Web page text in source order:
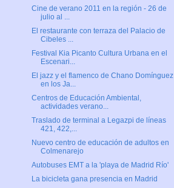
Cine de verano 2011 en la región - 26 de
julio al ...
El restaurante con terraza del Palacio de
Cibeles ...
Festival Kia Picanto Cultura Urbana en el
Escenari...
El jazz y el flamenco de Chano Domínguez
en los Ja...
Centros de Educación Ambiental,
actividades verano...
Traslado de terminal a Legazpi de líneas
421, 422,...
Nuevo centro de educación de adultos en
Colmenarejo
Autobuses EMT a la 'playa de Madrid Río'
La bicicleta gana presencia en Madrid